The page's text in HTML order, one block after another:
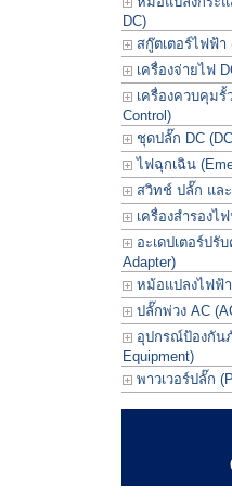
DC)
สกู๊ตเตอร์ไฟฟ้า
เครื่องจ่ายไฟ
เครื่องควบคุมรั้
Control)
ชุดปลั๊ก DC
ไฟฉุกเฉิน
สวิทช์ ปลั๊ก แล
เครื่องสำรองไ
อะเดปเตอร์ปรั
Adapter)
หม้อแปลงไฟฟ้า
ปลั๊กพ่วง AC
อุปกรณ์ป้องกัน
Equipment)
พาวเวอร์ปลั๊ก